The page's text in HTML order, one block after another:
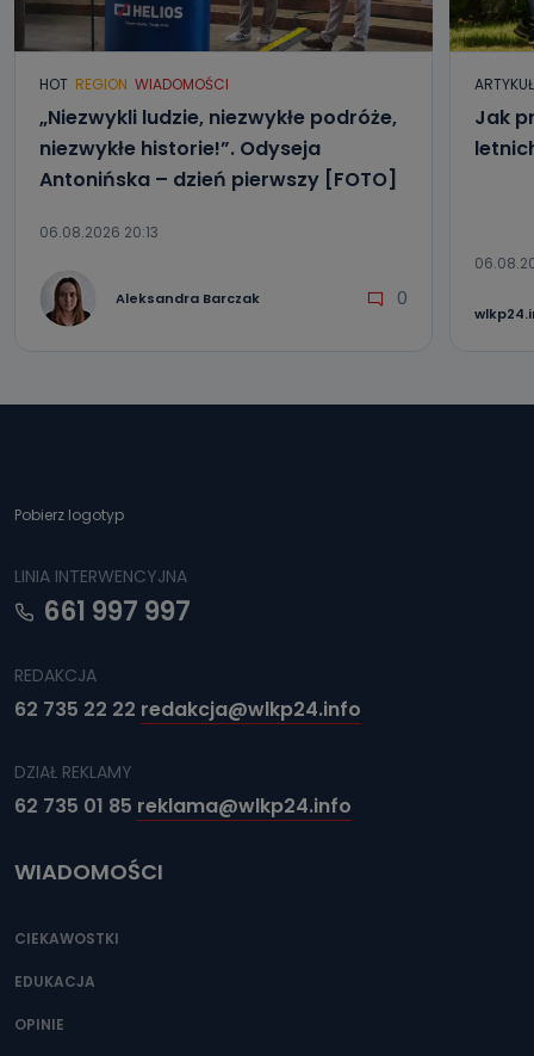
HOT REGION WIADOMOŚCI
„Niezwykli ludzie, niezwykłe podróże,
niezwykłe historie!”. Odyseja
Antonińska – dzień pierwszy [FOTO]
06.08.2026 20:13
Aleksandra Barczak 0
Jak
Pobierz logotyp
LINIA INTERWENCYJNA
661 997 997
REDAKCJA
62 735 22 22 redakcja@wlkp24.info
DZIAŁ REKLAMY
62 735 01 85 reklama@wlkp24.info
WIADOMOŚCI
CIEKAWOSTKI
EDUKACJA
OPINIE